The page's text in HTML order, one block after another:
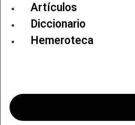
Artículos
Diccionario
Hemeroteca